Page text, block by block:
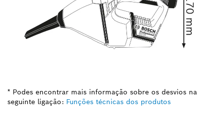
* Podes encontrar mais informação sobre os desvios na
seguinte ligação: Funções técnicas dos produtos